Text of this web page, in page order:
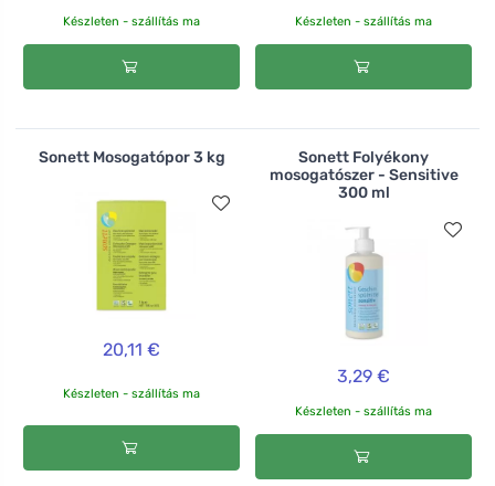
Készleten - szállítás ma Készleten - szállítás ma
Sonett Mosogatópor 3 kg
20,11 €
Készleten - szállítás ma
Sonett Folyékony
mosogatószer - Sensitive
300 ml
3,29 €
Készleten - szállítás ma